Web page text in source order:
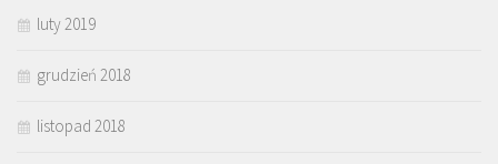
luty 2019
grudzień 2018
listopad 2018